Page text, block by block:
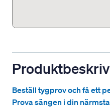
Beställ tygprov och få ett
Prova sängen i din